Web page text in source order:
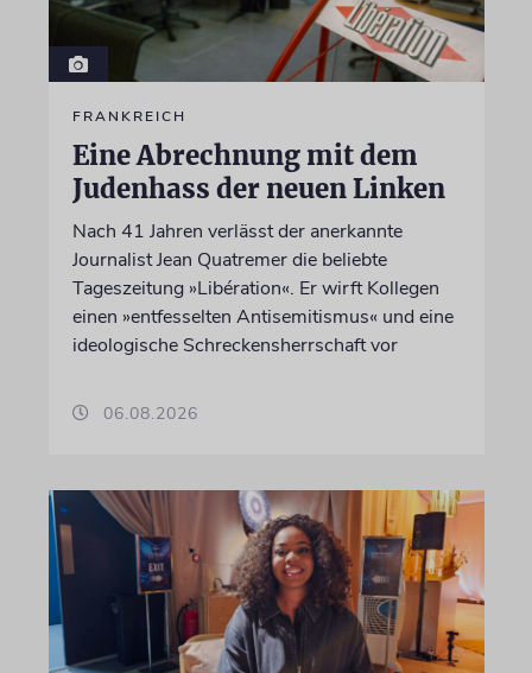
FRANKREICH
Eine Abrechnung mit dem
Judenhass der neuen Linken
Nach 41 Jahren verlässt der anerkannte
Journalist Jean Quatremer die beliebte
Tageszeitung »Libération«. Er wirft Kollegen
einen »entfesselten Antisemitismus« und eine
ideologische Schreckensherrschaft vor
06.08.2026